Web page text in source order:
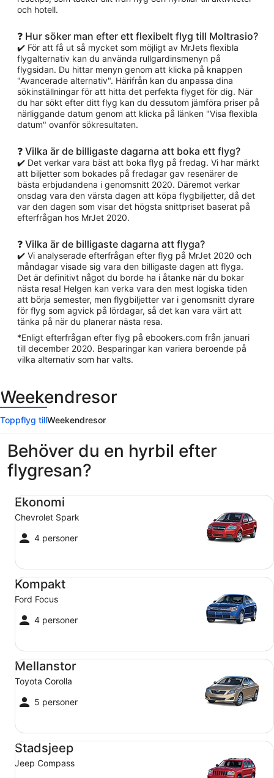
och hotell.
❓ Hur söker man efter ett flexibelt flyg till Moltrasio?
✔️ För att få ut så mycket som möjligt av MrJets flexibla
flygalternativ kan du använda rullgardinsmenyn på
flygsidan. Du hittar menyn genom att klicka på knappen
"Avancerade alternativ". Härifrån kan du anpassa dina
sökinställningar för att hitta det perfekta flyget för dig. När
du har sökt efter ditt flyg kan du dessutom jämföra priser på
närliggande datum genom att klicka på länken "Visa flexibla
datum" ovanför sökresultaten.
❓ Vilka är de billigaste dagarna att boka ett flyg?
✔️ Det verkar vara bäst att boka flyg på fredag. Vi har märkt
att biljetter som bokades på fredagar gav resenärer de
bästa erbjudandena i genomsnitt 2020. Däremot verkar
onsdag vara den värsta dagen att köpa flygbiljetter, då det
var den dagen som visar det högsta snittpriset baserat på
efterfrågan hos MrJet 2020.
❓ Vilka är de billigaste dagarna att flyga?
✔️ Vi analyserade efterfrågan efter flyg på MrJet 2020 och
måndagar visade sig vara den billigaste dagen att flyga.
Det är definitivt något du borde ha i åtanke när du bokar
nästa resa! Helgen kan verka vara den mest logiska tiden
att börja semester, men flygbiljetter var i genomsnitt dyrare
för flyg som agvick på lördagar, så det kan vara värt att
tänka på när du planerar nästa resa.
*Enligt efterfrågan efter flyg på ebookers.com från januari
till december 2020. Besparingar kan variera beroende på
vilka alternativ som har valts.
Weekendresor
Toppflyg tillWeekendresor
Behöver du en hyrbil efter
flygresan?
Ekonomi
Chevrolet Spark
4 personer
Ekonomi Chevrolet Spark
Kompakt
Ford Focus
4 personer
Kompakt Ford Focus
Mellanstor
Toyota Corolla
5 personer
Mellanstor Toyota Corolla
Stadsjeep
Jeep Compass
Stadsjeep Jeep Compass